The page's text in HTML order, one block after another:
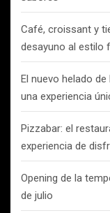
Café, croissant y
desayuno al estilo
El nuevo helado
una experiencia
Pizzabar: el
experiencia de
Opening de la
de julio